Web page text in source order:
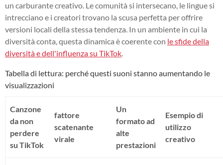
un carburante creativo. Le comunità si intersecano, le lingue si
intrecciano e i creatori trovano la scusa perfetta per offrire
versioni locali della stessa tendenza. In un ambiente in cui la
diversità conta, questa dinamica è coerente con le sfide della
diversità e dell'influenza su TikTok.
Tabella di lettura: perché questi suoni stanno aumentando le
visualizzazioni
Canzone
da non
perdere
su TikTok
fattore
scatenante
virale
Un
formato ad
alte
prestazioni
Esempio di
utilizzo
creativo